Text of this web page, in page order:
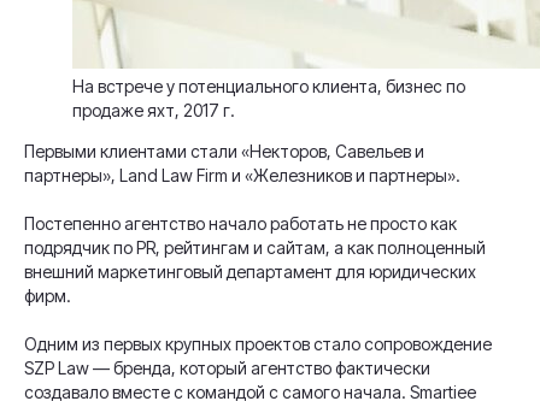
На встрече у потенциального клиента, бизнес по
продаже яхт, 2017 г.
Первыми клиентами стали «Некторов, Савельев и
партнеры», Land Law Firm и «Железников и партнеры».
Постепенно агентство начало работать не просто как
подрядчик по PR, рейтингам и сайтам, а как полноценный
внешний маркетинговый департамент для юридических
фирм.
Одним из первых крупных проектов стало сопровождение
SZP Law — бренда, который агентство фактически
создавало вместе с командой с самого начала. Smartiee